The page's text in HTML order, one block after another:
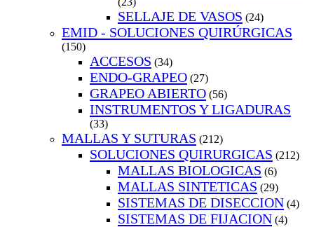
SELLAJE DE VASOS (24)
EMID - SOLUCIONES QUIRÚRGICAS
(150)
ACCESOS (34)
ENDO-GRAPEO (27)
GRAPEO ABIERTO (56)
INSTRUMENTOS Y LIGADURAS
(33)
MALLAS Y SUTURAS (212)
SOLUCIONES QUIRURGICAS (212)
MALLAS BIOLOGICAS (6)
MALLAS SINTETICAS (29)
SISTEMAS DE DISECCION (4)
SISTEMAS DE FIJACION (4)